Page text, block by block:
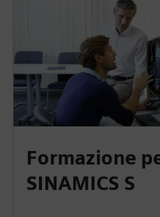
Formazione
SINAMICS S